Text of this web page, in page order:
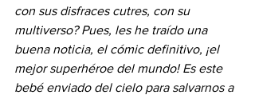
con sus disfraces cutres, con su
multiverso? Pues, les he traído una
buena noticia, el cómic definitivo, ¡el
mejor superhéroe del mundo! Es este
bebé enviado del cielo para salvarnos a